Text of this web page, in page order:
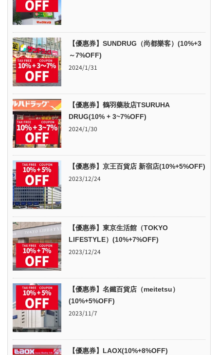
【優惠券】SUNDRUG（尚都樂客）(10%+3
～7%OFF)
2024/1/31
【優惠券】鶴羽藥妝店TSURUHA
DRUG(10% + 3~7%OFF)
2024/1/30
【優惠券】京王百貨店 新宿店(10%+5%OFF)
2023/12/24
【優惠券】東京生活館（TOKYO
LIFESTYLE）(10%+7%OFF)
2023/12/24
【優惠券】名鐵百貨店（meitetsu）
(10%+5%OFF)
2023/11/7
【優惠券】LAOX(10%+8%OFF)